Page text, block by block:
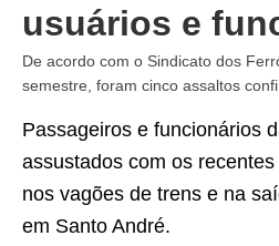
usuários e
De acordo com o Sindicato dos
semestre, foram cinco assaltos
Passageiros e funcionários
assustados com os
nos vagões de trens e na
em Santo André.